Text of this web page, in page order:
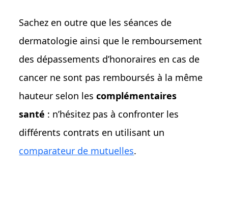
Sachez en outre que les séances de
dermatologie ainsi que le remboursement
des dépassements d’honoraires en cas de
cancer ne sont pas remboursés à la même
hauteur selon lescomplémentaires
santé : n’hésitez pas à confronter les
différents contrats en utilisant un
comparateur de mutuelles.